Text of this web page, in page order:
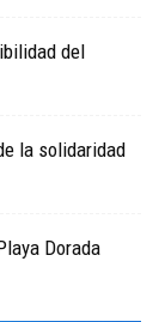
del
la solidaridad
Dorada